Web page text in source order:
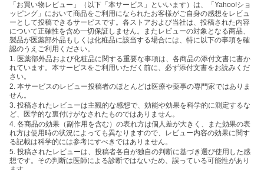
「お買い物レビュー」（以下「本サービス」といいます）は、「Yahoo!ショ
ッピング」において商品をご利用になられたお客様がご自身の感想をレビュ
ーとして投稿できるサービスです。各ストアおよび当社は、投稿された内容
について正確性を含め一切保証しません。またレビューの対象となる商品、
製品が医薬部外品もしくは化粧品に該当する場合には、特に以下の事項を確
認のうえご利用ください。
1. 医薬部外品および化粧品に関する重要な事項は、各商品の添付文書に書か
れています。本サービスをご利用いただく前に、必ず添付文書をお読みくだ
さい。
2. 本サービスのレビュー投稿者のほとんどは医療や薬事の専門家ではありま
せん。
3. 投稿されたレビューは主観的な感想で、効能や効果を科学的に測定するな
ど、医学的な裏付けがなされたものではありません。
4. 各商品の効果（副作用を含む）の表れ方は個人差が大きく、また効果の表
れ方は使用時の状況によっても異なりますので、レビュー内容の効果に関す
る記載は科学的には参考にすべきではありません。
5. 投稿されたレビューは、投稿者各自が独自の判断に基づき選び使用した感
想です。その判断は医師による診断ではないため、誤っている可能性があり